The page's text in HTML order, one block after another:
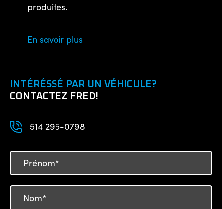
produites.
En savoir plus
INTÉRÉSSÉ PAR UN VÉHICULE?
CONTACTEZ FRED!
514 295-0798
Prénom*
Nom*